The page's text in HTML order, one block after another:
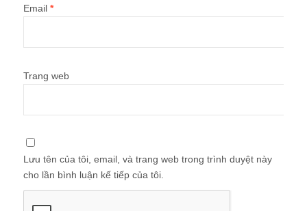
Email *
Trang web
Lưu tên của tôi, email, và trang web trong trình duyệt này
cho lần bình luận kế tiếp của tôi.